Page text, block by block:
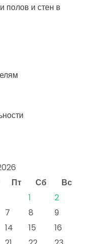
полов и стен в
Пт Сб
Вс
1
2
7 8
9
14 15
16